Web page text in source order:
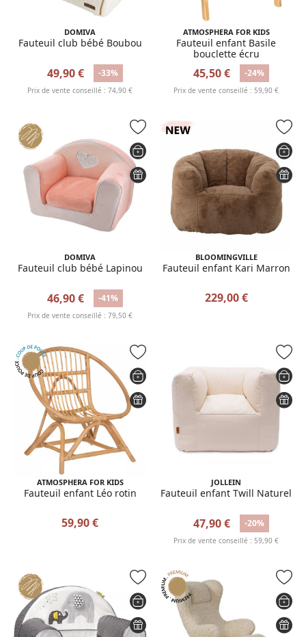
DOMIVA
Fauteuil club bébé Boubou
49,90 € -33%
Prix de vente conseillé : 74,90 €
ATMOSPHERA FOR KIDS
Fauteuil enfant Basile
bouclette écru
45,50 € -24%
Prix de vente conseillé : 59,90 €
DOMIVA
Fauteuil club bébé Lapinou
46,90 € -41%
Prix de vente conseillé : 79,50 €
BLOOMINGVILLE
Fauteuil enfant Kari Marron
229,00 €
ATMOSPHERA FOR KIDS
Fauteuil enfant Léo rotin
59,90 €
JOLLEIN
Fauteuil enfant Twill Naturel
47,90 € -20%
Prix de vente conseillé : 59,90 €